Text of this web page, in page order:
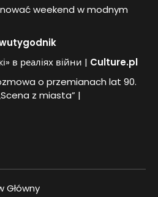
weekend w modnym
в реаліях війни | Culture.pl
o przemianach lat 90.
z miasta” |
Główny